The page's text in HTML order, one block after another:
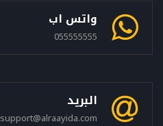
واتس اب
055555555
البريد
support@alraayida.com